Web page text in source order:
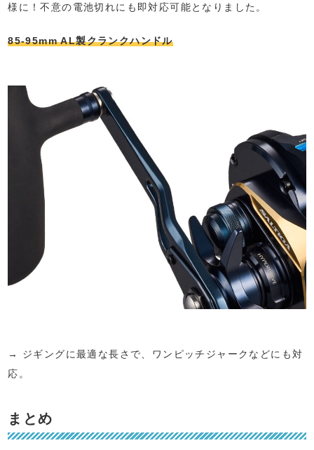
様に！不意の電池切れにも即対応可能となりました。
85-95mm AL製クランクハンドル
→ ジギングに最適な長さで、ワンピッチジャークなどにも対
応。
まとめ